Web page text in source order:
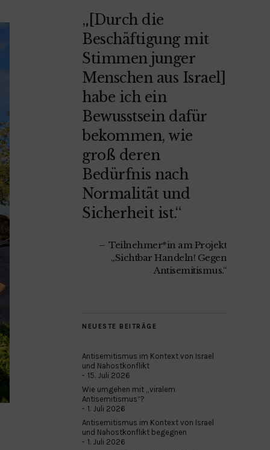
„[Durch die
Beschäftigung mit
Stimmen junger
Menschen aus Israel]
habe ich ein
Bewusstsein dafür
bekommen, wie
groß deren
Bedürfnis nach
Normalität und
Sicherheit ist.“
Teilnehmer*in am Projekt
„Sichtbar Handeln! Gegen
Antisemitismus.“
NEUESTE BEITRÄGE
Antisemitismus im Kontext von Israel
und Nahostkonflikt
15. Juli 2026
Wie umgehen mit „viralem
Antisemitismus“?
1. Juli 2026
Antisemitismus im Kontext von Israel
und Nahostkonflikt begegnen
1. Juli 2026